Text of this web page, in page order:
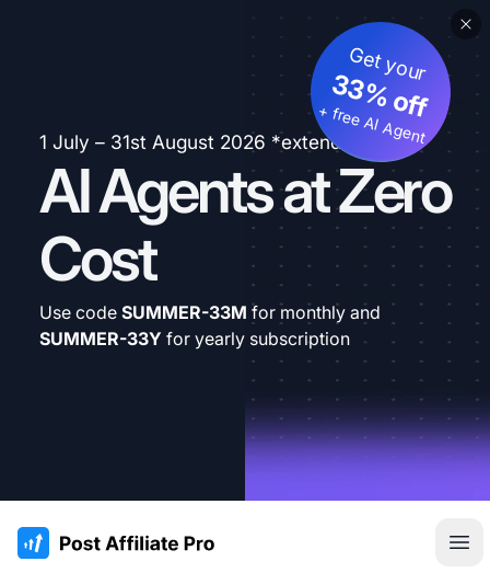
1 July – 31st August 2026 *extended
AI Agents at Zero
Cost
Get your
33% off
+ free AI Agent
Use code SUMMER-33M for monthly and
SUMMER-33Y for yearly subscription
:site.title